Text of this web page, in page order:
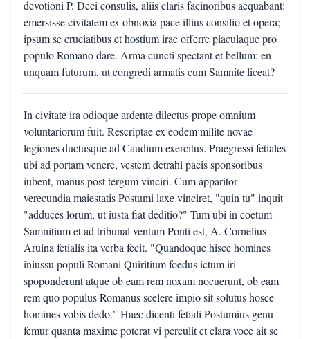
devotioni P. Deci consulis, aliis claris facinoribus aequabant:
emersisse civitatem ex obnoxia pace illius consilio et opera;
ipsum se cruciatibus et hostium irae offerre piaculaque pro
populo Romano dare. Arma cuncti spectant et bellum: en
unquam futurum, ut congredi armatis cum Samnite liceat?
In civitate ira odioque ardente dilectus prope omnium
voluntariorum fuit. Rescriptae ex eodem milite novae
legiones ductusque ad Caudium exercitus. Praegressi fetiales
ubi ad portam venere, vestem detrahi pacis sponsoribus
iubent, manus post tergum vinciri. Cum apparitor
verecundia maiestatis Postumi laxe vinciret, "quin tu" inquit
"adduces lorum, ut iusta fiat deditio?" Tum ubi in coetum
Samnitium et ad tribunal ventum Ponti est, A. Cornelius
Aruina fetialis ita verba fecit. "Quandoque hisce homines
iniussu populi Romani Quiritium foedus ictum iri
spoponderunt atque ob eam rem noxam nocuerunt, ob eam
rem quo populus Romanus scelere impio sit solutus hosce
homines vobis dedo." Haec dicenti fetiali Postumius genu
femur quanta maxime poterat vi perculit et clara voce ait se